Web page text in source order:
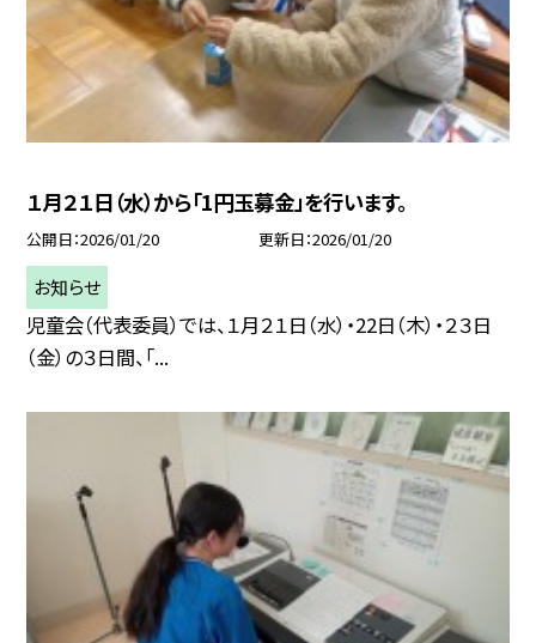
１月２１日（水）から「1円玉募金」を行います。
公開日 2026/01/20 更新日 2026/01/20
お知らせ
児童会（代表委員）では、１月２１日（水）・22日（木）・２３日
（金）の３日間、「...